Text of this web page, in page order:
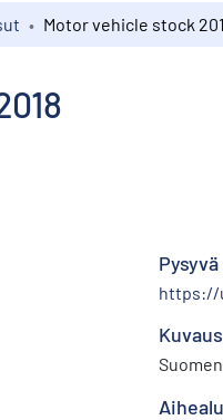
Motor vehicle stock
https://
Kuvaus